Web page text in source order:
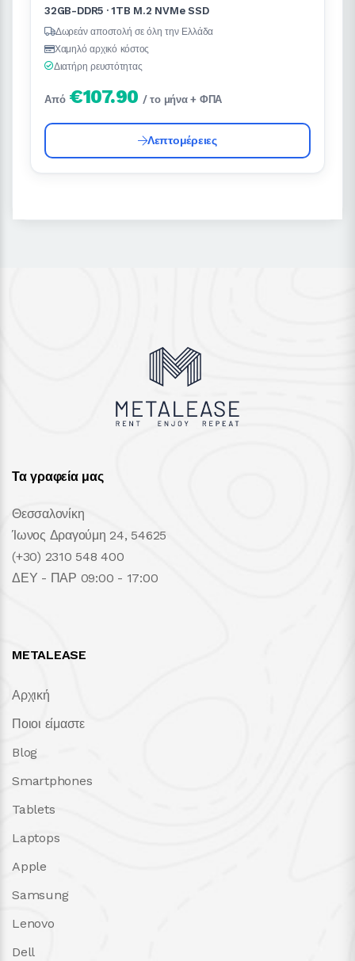
32GB-DDR5 · 1TB M.2 NVMe SSD
Δωρεάν αποστολή σε όλη την Ελλάδα
Χαμηλό αρχικό κόστος
Διατήρη ρευστότητας
Από €107.90 / το μήνα + ΦΠΑ
Λεπτομέρειες
Τα γραφεία μας
Θεσσαλονίκη
Ίωνος Δραγούμη 24, 54625
(+30) 2310 548 400
ΔΕΥ - ΠΑΡ 09:00 - 17:00
METALEASE
Αρχική
Ποιοι είμαστε
Blog
Smartphones
Tablets
Laptops
Apple
Samsung
Lenovo
Dell